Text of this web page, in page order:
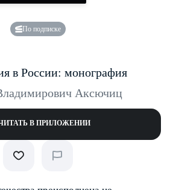
По подписке
в России: монография
Аксючиц
В ПРИЛОЖЕНИИ